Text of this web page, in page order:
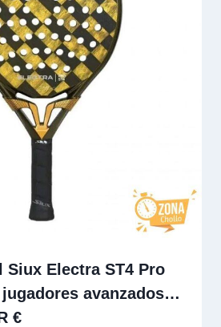
Siux Electra ST4 Pro
jugadores avanzados…
€